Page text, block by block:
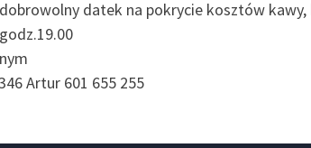
datek na pokrycie kosztów
Artur 601 655 255